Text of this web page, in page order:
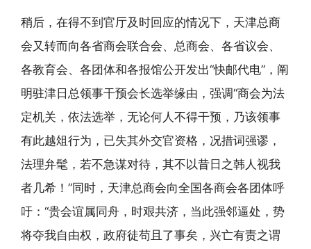
稍后，在得不到官厅及时回应的情况下，天津总商
会又转而向各省商会联合会、总商会、各省议会、
各教育会、各团体和各报馆公开发出“快邮代电”，阐
明驻津日总领事干预会长选举缘由，强调“商会为法
定机关，依法选举，无论何人不得干预，乃该领事
有此越俎行为，已失其外交官资格，况措词强谬，
法理弁髦，若不急谋对待，其不以昔日之韩人视我
者几希！”同时，天津总商会向全国各商会各团体呼
吁：“贵会谊属同舟，时艰共济，当此强邻逼处，势
将夺我自由权，政府徒苟且了事矣，兴亡有责之谓